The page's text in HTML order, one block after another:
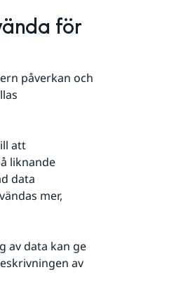
för
påverkan och
att
liknande
data
mer,
av data kan ge
av